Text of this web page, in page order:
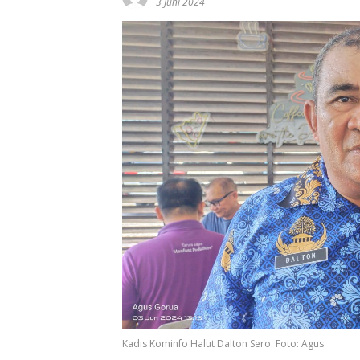
Kadis Kominfo Halut Dalton Sero. Foto: Agus